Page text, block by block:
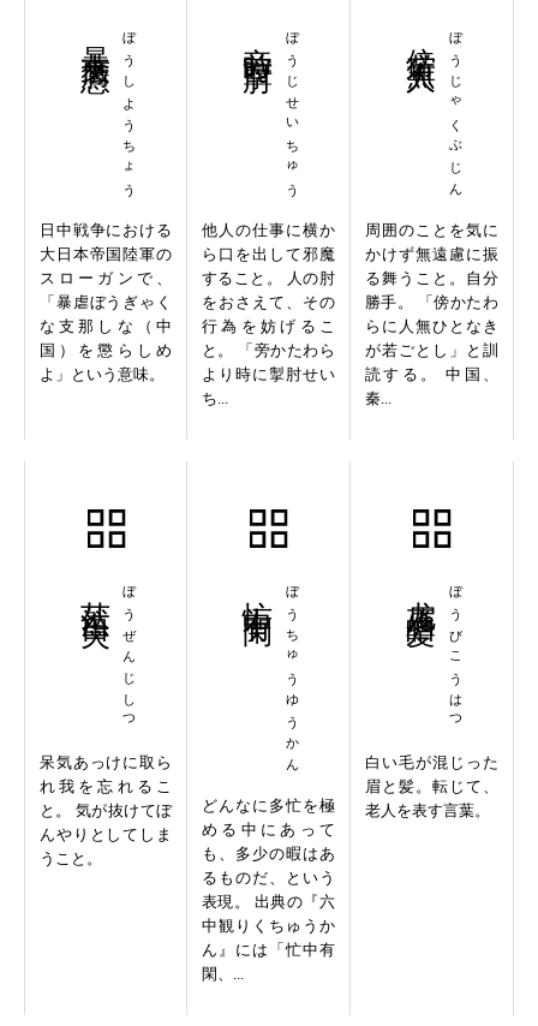
ぼうしようちょう
日中戦争における
大日本帝国陸軍の
スローガンで、
「暴虐ぼうぎゃく
な支那しな（中
国）を懲らしめ
よ」という意味。
ぼうじせいちゅう
他人の仕事に横か
ら口を出して邪魔
すること。 人の肘
をおさえて、その
行為を妨げるこ
と。 「旁かたわら
より時に掣肘せい
ち...
ぼうじゃくぶじん
周囲のことを気に
かけず無遠慮に振
る舞うこと。自分
勝手。 「傍かたわ
らに人無ひとなき
が若ごとし」と訓
読する。 中国、
秦...
ぼうぜんじしつ
呆気あっけに取ら
れ我を忘れるこ
と。 気が抜けてぼ
んやりとしてしま
うこと。
ぼうちゅうゆうかん
どんなに多忙を極
める中にあって
も、多少の暇はあ
るものだ、という
表現。 出典の『六
中観りくちゅうか
ん』には「忙中有
閑、...
ぼうびこうはつ
白い毛が混じった
眉と髪。転じて、
老人を表す言葉。